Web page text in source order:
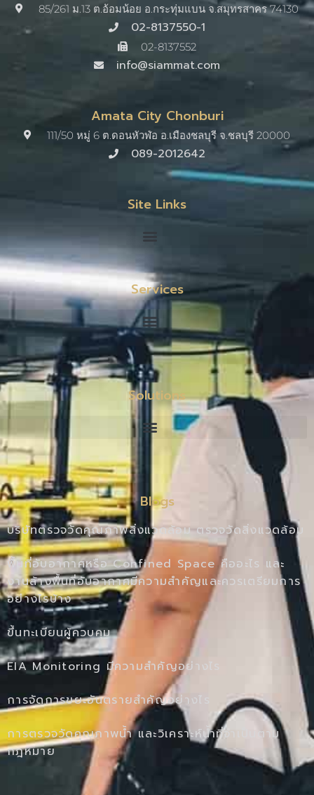
85/261 ม.13 ต.อ้อมน้อย อ.กระทุ่มแบน จ.สมุทรสาคร 74130
02-8137550-1
02-8137552
info@siammat.com
Amata City Chonburi
111/50 หมู่ 6 ต.ดอนหัวฬ่อ อ.เมืองชลบุรี จ.ชลบุรี 20000​
089-2012642
Site Links
Services
Solutions
Blogs
บริษัทตรวจวัดคุณภาพสิ่งแวดล้อม ตรวจวัดสิ่งแวดล้อม
พื้นที่อับอากาศหรือ Confined Space คืออะไร และ
งานล้างพื้นที่อับอากาศมีความสำคัญและควรเตรียมการ
อย่างไรบ้าง
ขึ้นทะเบียนผู้ควบคุม
EIA Monitoring มีความสำคัญอย่างไร
การจัดการขยะอันตรายสำคัญอย่างไร
การตรวจวัดคุณภาพน้ำ และวิเคราะห์น้ำที่จำเป็นตาม
กฎหมาย